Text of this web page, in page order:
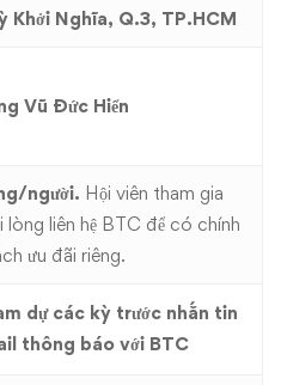
Khởi Nghĩa, Q.3, TP.HCM
Vũ Đức Hiển
người. Hội viên tham gia
lòng liên hệ BTC để có chính
ưu đãi riêng.
dự các kỳ trước nhắn tin
thông báo với BTC